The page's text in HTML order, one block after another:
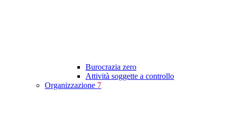
Burocrazia zero
Attività soggette a controllo
Organizzazione 7